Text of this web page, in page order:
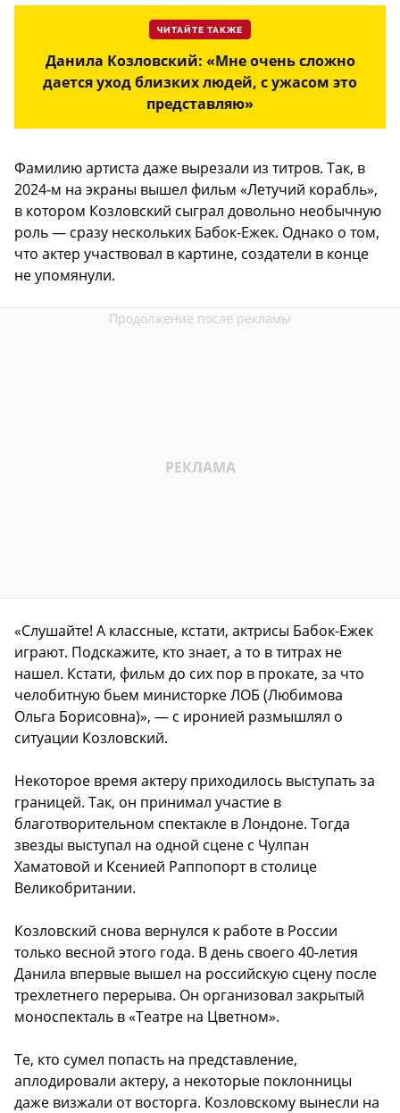
ЧИТАЙТЕ ТАКЖЕ
Данила Козловский: «Мне очень сложно
дается уход близких людей, с ужасом это
представляю»
Фамилию артиста даже вырезали из титров. Так, в
2024-м на экраны вышел фильм «Летучий корабль»,
в котором Козловский сыграл довольно необычную
роль — сразу нескольких Бабок-Ежек. Однако о том,
что актер участвовал в картине, создатели в конце
не упомянули.
«Слушайте! А классные, кстати, актрисы Бабок-Ежек
играют. Подскажите, кто знает, а то в титрах не
нашел. Кстати, фильм до сих пор в прокате, за что
челобитную бьем министорке ЛОБ (Любимова
Ольга Борисовна)», — с иронией размышлял о
ситуации Козловский.
Некоторое время актеру приходилось выступать за
границей. Так, он принимал участие в
благотворительном спектакле в Лондоне. Тогда
звезды выступал на одной сцене с Чулпан
Хаматовой и Ксенией Раппопорт в столице
Великобритании.
Козловский снова вернулся к работе в России
только весной этого года. В день своего 40-летия
Данила впервые вышел на российскую сцену после
трехлетнего перерыва. Он организовал закрытый
моноспекталь в «Театре на Цветном».
Те, кто сумел попасть на представление,
аплодировали актеру, а некоторые поклонницы
даже визжали от восторга. Козловскому вынесли на